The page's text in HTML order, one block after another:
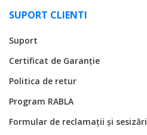
SUPORT CLIENTI
Suport
Certificat de Garanție
Politica de retur
Program RABLA
Formular de reclamații și sesizări